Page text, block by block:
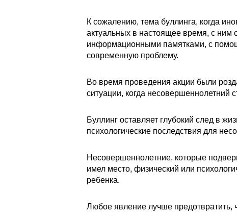
К сожалению, тема буллинга, когда
актуальных в настоящее время, с ним
информационными памятками, с
современную проблему.
Во время проведения акции были
ситуации, когда несовершеннолетний
Буллинг оставляет глубокий след в
психологические последствия для
Несовершеннолетние, которые
имел место, физический или
ребенка.
Любое явление лучше предотвратить,